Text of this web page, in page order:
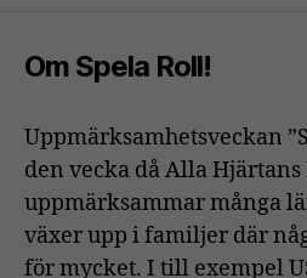
Om Spela Roll!
Uppmärksamhetsveckan
den vecka då Alla Hjärtans
uppmärksammar många
växer upp i familjer där
för mycket. I till exempel